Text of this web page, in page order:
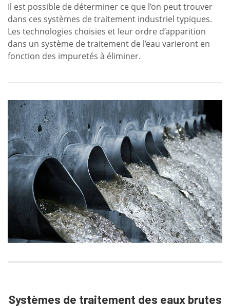
Il est possible de déterminer ce que l’on peut trouver
dans ces systèmes de traitement industriel typiques.
Les technologies choisies et leur ordre d’apparition
dans un système de traitement de l’eau varieront en
fonction des impuretés à éliminer.
Systèmes de traitement des eaux brutes